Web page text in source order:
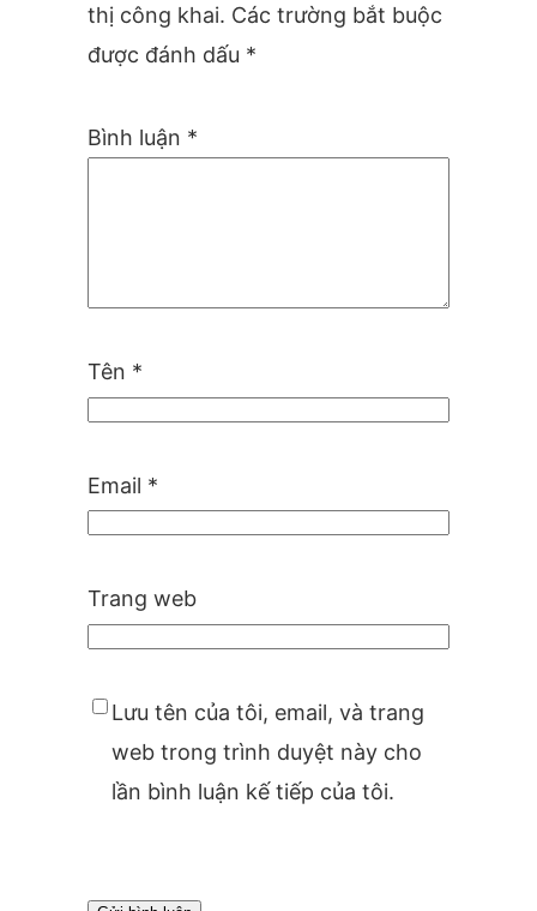
thị công khai. Các trường bắt buộc
được đánh dấu *
Bình luận *
Tên *
Email *
Trang web
Lưu tên của tôi, email, và trang
web trong trình duyệt này cho
lần bình luận kế tiếp của tôi.